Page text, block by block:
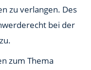
zu verlangen. Des
bei der
zum Thema